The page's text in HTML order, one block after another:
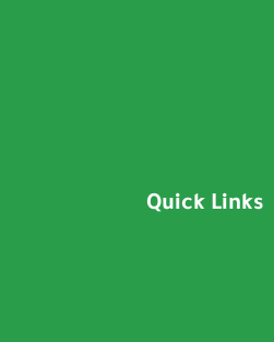
Quick Links